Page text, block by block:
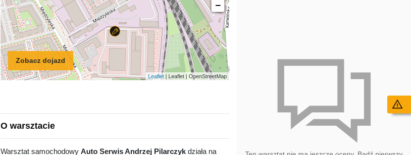
Zobacz dojazd
−
Leaflet | Leaflet | OpenStreetMap
O warsztacie
Warsztat samochodowy Auto Serwis Andrzej Pilarczyk działa na